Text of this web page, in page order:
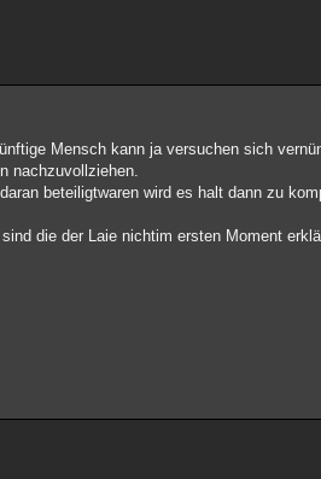
Mensch kann ja versuchen sich
nachzuvollziehen.
beteiligtwaren wird es halt dann zu
die der Laie nichtim ersten Moment